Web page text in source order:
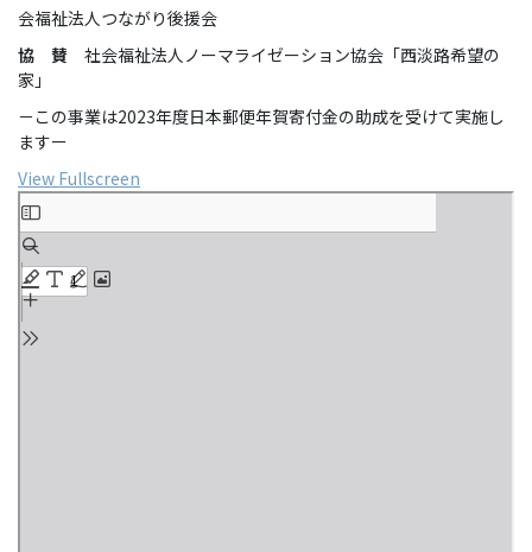
会福祉法人つながり後援会
協 賛 社会福祉法人ノーマライゼーション協会「西淡路希望の
家」
－この事業は2023年度日本郵便年賀寄付金の助成を受けて実施し
ますー
View Fullscreen
Skip
to
PDF
content